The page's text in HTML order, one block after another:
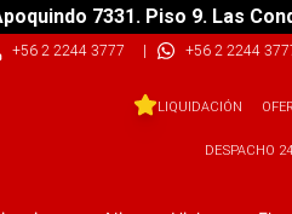
7331. Piso 9. Las
+56 2 2244 3777 | +56 2 2244
LIQUIDACIÓN
DESPACHO